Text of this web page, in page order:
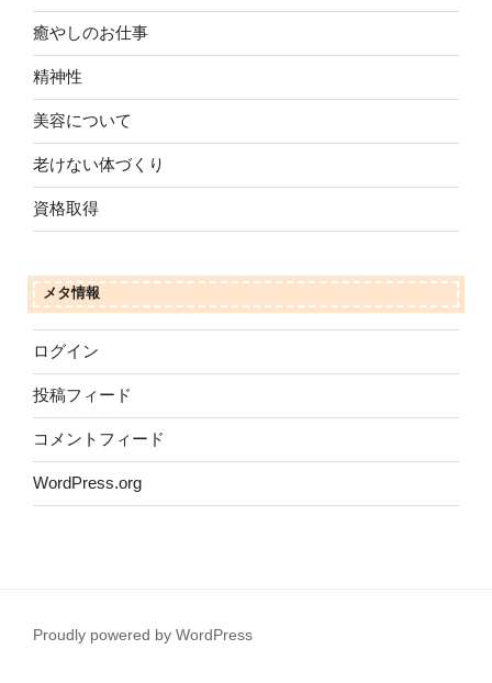
癒やしのお仕事
精神性
美容について
老けない体づくり
資格取得
メタ情報
ログイン
投稿フィード
コメントフィード
WordPress.org
Proudly powered by WordPress